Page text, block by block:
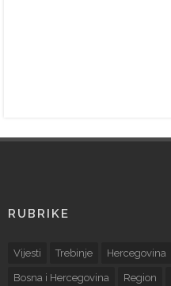
RUBRIKE
Vijesti Trebinje Hercegovina
Bosna i Hercegovina Region